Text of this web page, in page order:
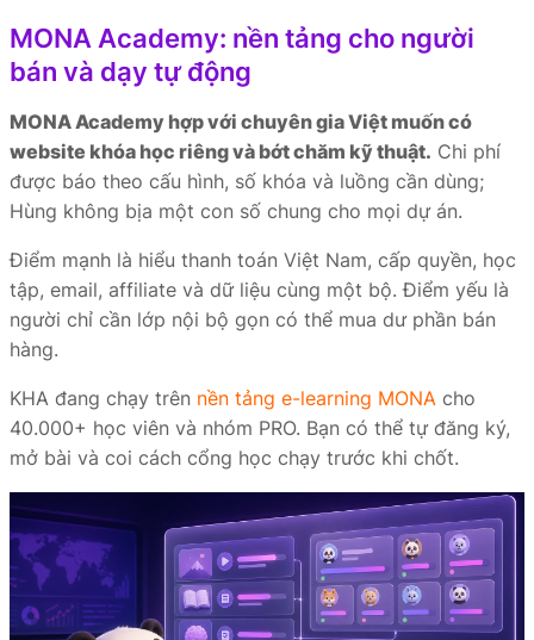
MONA Academy: nền tảng cho người
bán và dạy tự động
MONA Academy hợp với chuyên gia Việt muốn có
website khóa học riêng và bớt chăm kỹ thuật. Chi phí
được báo theo cấu hình, số khóa và luồng cần dùng;
Hùng không bịa một con số chung cho mọi dự án.
Điểm mạnh là hiểu thanh toán Việt Nam, cấp quyền, học
tập, email, affiliate và dữ liệu cùng một bộ. Điểm yếu là
người chỉ cần lớp nội bộ gọn có thể mua dư phần bán
hàng.
KHA đang chạy trên nền tảng e-learning MONA cho
40.000+ học viên và nhóm PRO. Bạn có thể tự đăng ký,
mở bài và coi cách cổng học chạy trước khi chốt.